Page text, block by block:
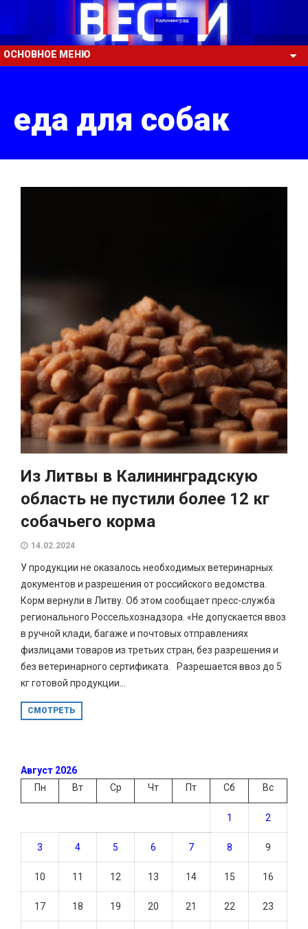
ОСНОВНОЕ МЕНЮ
еда для собак
Из Литвы в Калининградскую
область не пустили более 12 кг
собачьего корма
14.02.2024
У продукции не оказалось необходимых ветеринарных
документов и разрешения от российского ведомства.
Корм вернули в Литву. Об этом сообщает пресс-служба
регионального Россельхознадзора. «Не допускается ввоз
в ручной клади, багаже и почтовых отправлениях
физлицами товаров из третьих стран, без разрешения и
без ветеринарного сертификата. Разрешается ввоз до 5
кг готовой продукции...
СМОТРЕТЬ
Август 2026
Пн
Вт Ср Чт Пт Сб Вс
1 2
3 4 5 6 7 8 9
10 11 12 13 14 15 16
17 18 19 20 21 22 23